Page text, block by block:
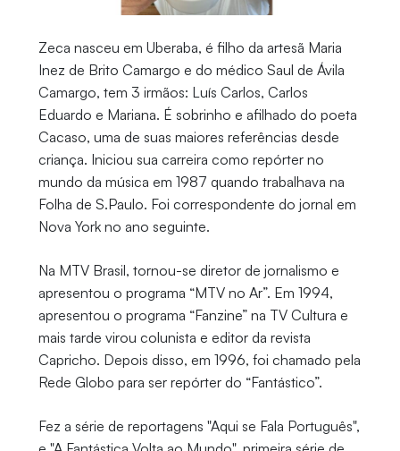
Zeca nasceu em Uberaba, é filho da artesã Maria
Inez de Brito Camargo e do médico Saul de Ávila
Camargo, tem 3 irmãos: Luís Carlos, Carlos
Eduardo e Mariana. É sobrinho e afilhado do poeta
Cacaso, uma de suas maiores referências desde
criança. Iniciou sua carreira como repórter no
mundo da música em 1987 quando trabalhava na
Folha de S.Paulo. Foi correspondente do jornal em
Nova York no ano seguinte.
Na MTV Brasil, tornou-se diretor de jornalismo e
apresentou o programa “MTV no Ar”. Em 1994,
apresentou o programa “Fanzine” na TV Cultura e
mais tarde virou colunista e editor da revista
Capricho. Depois disso, em 1996, foi chamado pela
Rede Globo para ser repórter do “Fantástico”.
Fez a série de reportagens "Aqui se Fala Português",